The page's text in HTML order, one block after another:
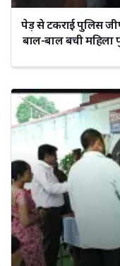
पेड़ से टकराई पुलिस
बाल-बाल बची महिला